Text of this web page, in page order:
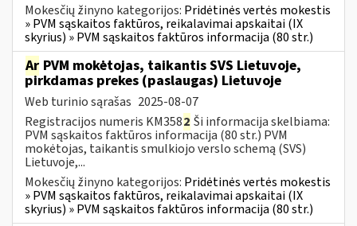
Mokesčių žinyno kategorijos: Pridėtinės vertės mokestis
» PVM sąskaitos faktūros, reikalavimai apskaitai (IX
skyrius) » PVM sąskaitos faktūros informacija (80 str.)
Ar PVM mokėtojas, taikantis SVS Lietuvoje,
pirkdamas prekes (paslaugas) Lietuvoje
Web turinio sąrašas 2025-08-07
Registracijos numeris KM3582 Ši informacija skelbiama:
PVM sąskaitos faktūros informacija (80 str.) PVM
mokėtojas, taikantis smulkiojo verslo schemą (SVS)
Lietuvoje,...
Mokesčių žinyno kategorijos: Pridėtinės vertės mokestis
» PVM sąskaitos faktūros, reikalavimai apskaitai (IX
skyrius) » PVM sąskaitos faktūros informacija (80 str.)